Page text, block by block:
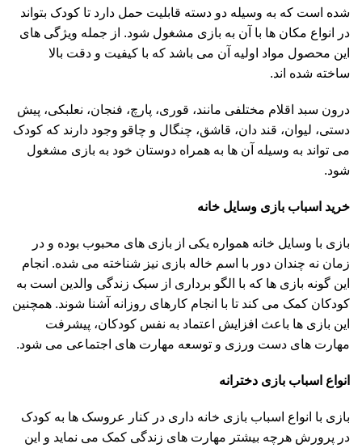
شده است که به وسیله دو دسته قابلیت حمل دارد تا کودک بتواند
در انواع مکان ها با آن به بازی مشغول شود. از جمله ویژگی های
این محصول مواد اولیه آن می باشد که با کیفیت و دقت بالا
ساخته شده اند.
درون سبد اقلام مختلفی مانند، قوری، پارچ، فنجان، نعلبکی، پیش
دستی، لیوان، قند دان، قاشق، چنگال و چاقو وجود دارند که کودک
می تواند به وسیله آن ها به همراه دوستان خود به بازی مشغول
شود.
خرید اسباب بازی وسایل خانه
بازی با وسایل خانه همواره یکی از بازی های محبوب بوده و در
زمان نه چندان دور با اسم خاله بازی نیز شناخته می شده. انجام
این گونه بازی ها که با الگو برداری از سبک زندگی والدین است به
کودکان کمک می کند تا با انجام کارهای روزانه آشنا شوند. همچنین
این بازی ها باعث افزایش اعتماد به نفس کودکان، پیشرفت
مهارت های دست ورزی و توسعه مهارت های اجتماعی می شود.
انواع اسباب بازی دخترانه
بازی با انواع اسباب بازی خانه داری در کنار عروسک ها به کودک
در پرورش هرچه بیشتر مهارت های زندگی کمک می نماید و این